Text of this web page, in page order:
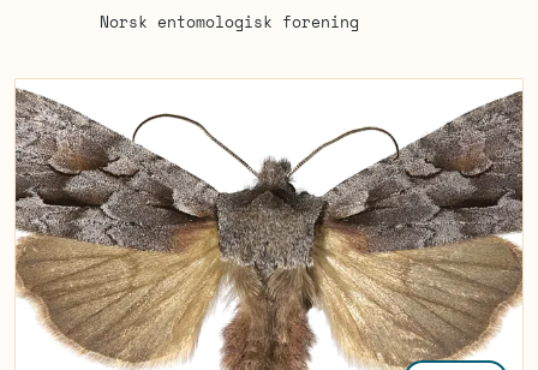
Norsk entomologisk forening